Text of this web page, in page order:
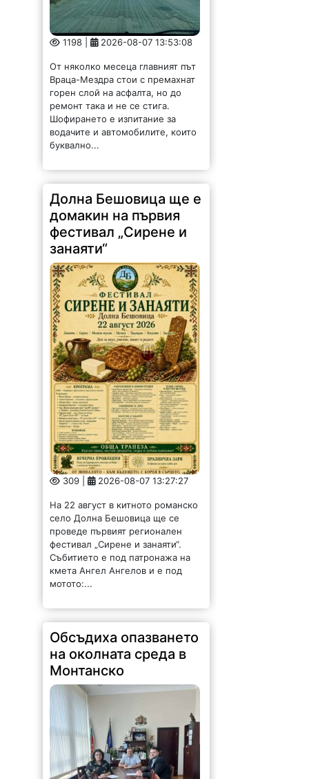
От няколко месеца главният път
Враца-Мездра стои с премахнат
горен слой на асфалта, но до
Шофирането е изпитание за
водачите и автомобилите, които
буквално...
Долна Бешовица ще е
домакин на първия
фестивал „Сирене и
занаяти“
309 | 2026-08-07 13:27:27
На 22 август в китното романско
село Долна Бешовица ще се
проведе първият регионален
Събитието е под патронажа на
кмета Ангел Ангелов и е под
мотото:...
Обсъдиха опазването
на околната среда в
Монтанско